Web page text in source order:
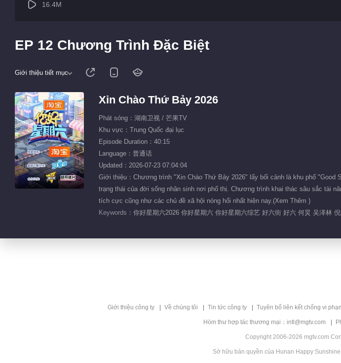
16.4M
EP 12 Chương Trình Đặc Biệt
Giới thiệu tiết mục
Xin Chào Thứ Bảy 2026
Phát sóng：湖南卫视 / 芒果TV
Khu vực：Trung Quốc đại lục
Episode Duration：40:15
Language：普通话
Updated：2026-07-23 07:04:04
Giới thiệu：Chương trình "Xin Chào Thứ Bảy 2026" lấy bối cảnh là khu phố
trạng thái của đời sống nhân sinh nơi phố thị. Chương trình khai thác sâu sắc tài
tích cực cũng như các chủ đề xã hội nóng hổi nhất hiện nay.(Xem Thêm )
Keywords： 你好星期六2026 你好星期六 你好星期六综艺 好六街 好六 何炅 吴泽林
Giới thiệu công ty Về chúng tôi Tin tức công ty Tuyên bố liên kết chống vi
Hòm thư hợp tác thương mại：intl@mgtv.com
Copyright 2006-2026 mgtv.com
Sở hữu bản quyền của Hunan Happy